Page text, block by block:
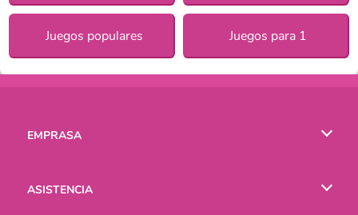
Juegos populares Juegos para 1
EMPRASA
ASISTENCIA